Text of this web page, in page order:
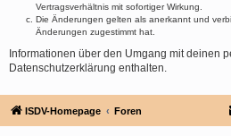
Vertragsverhältnis mit sofortiger Wirkung.
Die Änderungen gelten als anerkannt und
Änderungen zugestimmt hat.
Informationen über den Umgang mit deinen
Datenschutzerklärung enthalten.
ISDV-Homepage Foren